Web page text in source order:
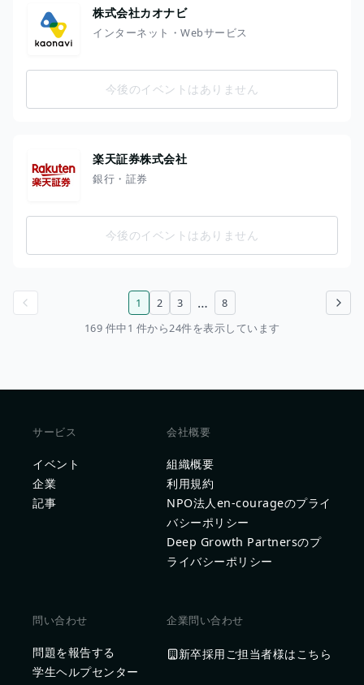
株式会社カオナビ
インターネット・Webサービス
今後のイベントはありません
楽天証券株式会社
銀行・証券
今後のイベントはありません
次のページ
1 2 3 …
8
169 件中1 件から24件を表示しています
サービス
イベント
企業
記事
会社概要
組織概要
利用規約
NPO法人en-courageのプライ
バシーポリシー
Deep Growth Partnersのプ
ライバシーポリシー
問い合わせ
問題を報告する
学生ヘルプセンター
企業問い合わせ
新卒採用ご担当者様はこちら